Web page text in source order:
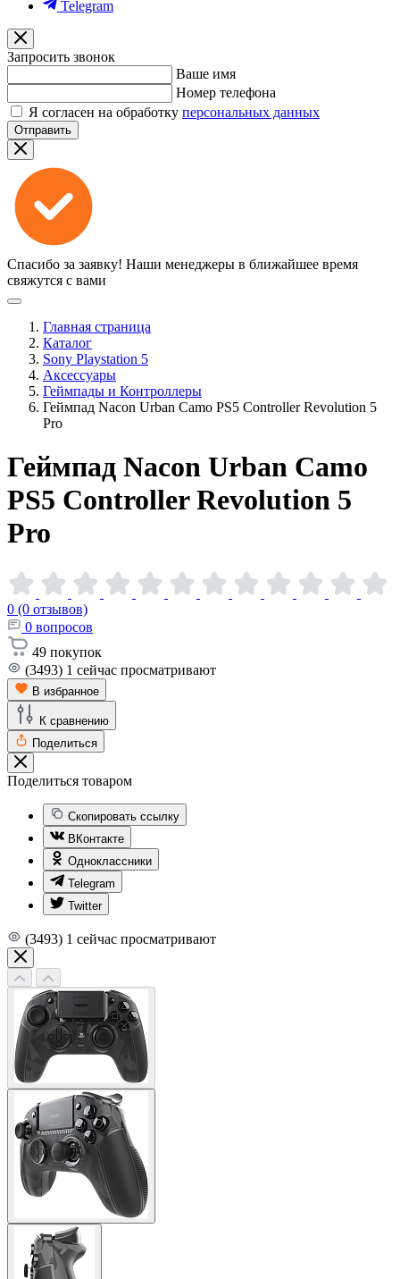
Telegram
Запросить звонок
Ваше имя
Номер телефона
Я согласен на обработку персональных данных
Отправить
Спасибо за заявку! Наши менеджеры в ближайшее время
свяжутся с вами
Главная страница
Каталог
Sony Playstation 5
Аксессуары
Геймпады и Контроллеры
Геймпад Nacon Urban Camo PS5 Controller Revolution 5
Pro
Геймпад Nacon Urban Camo
PS5 Controller Revolution 5
Pro
0 (0 отзывов)
0 вопросов
49 покупок
(3493) 1 сейчас просматривают
В избранное
К сравнению
Поделиться
Поделиться товаром
Скопировать ссылку
ВКонтакте
Одноклассники
Telegram
Twitter
(3493) 1 сейчас просматривают